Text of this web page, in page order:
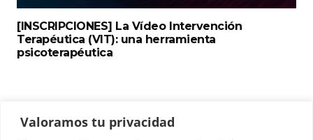
Valoramos tu privacidad
[INSCRIPCIONES] La Vídeo Intervención
Terapéutica (VIT): una herramienta
psicoterapéutica